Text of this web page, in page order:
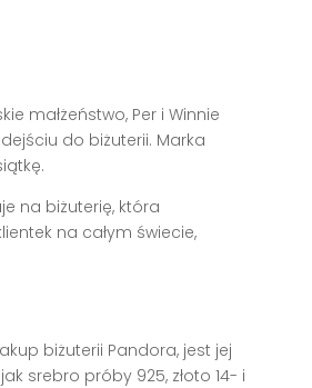
małżeństwo, Per i Winnie
do biżuterii. Marka
na biżuterię, która
na całym świecie,
biżuterii Pandora, jest jej
srebro próby 925, złoto 14- i